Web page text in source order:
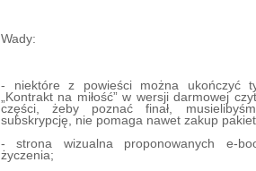
Wady:
- niektóre z powieści można ukończyć
„Kontrakt na miłość” w wersji darmowej
części, żeby poznać finał,
subskrypcję, nie pomaga nawet zakup
- strona wizualna proponowanych e-
życzenia;